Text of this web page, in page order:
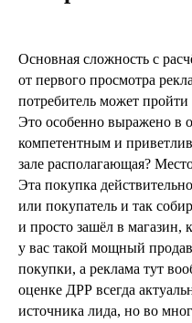
Основная сложность с
от первого просмотра
потребитель может пройти
Это особенно выражено в
компетентным и
зале располагающая?
Эта покупка
или покупатель и так
и просто зашёл в
у вас такой мощный
покупки, а реклама тут
оценке ДРР всегда
источника лида, но во